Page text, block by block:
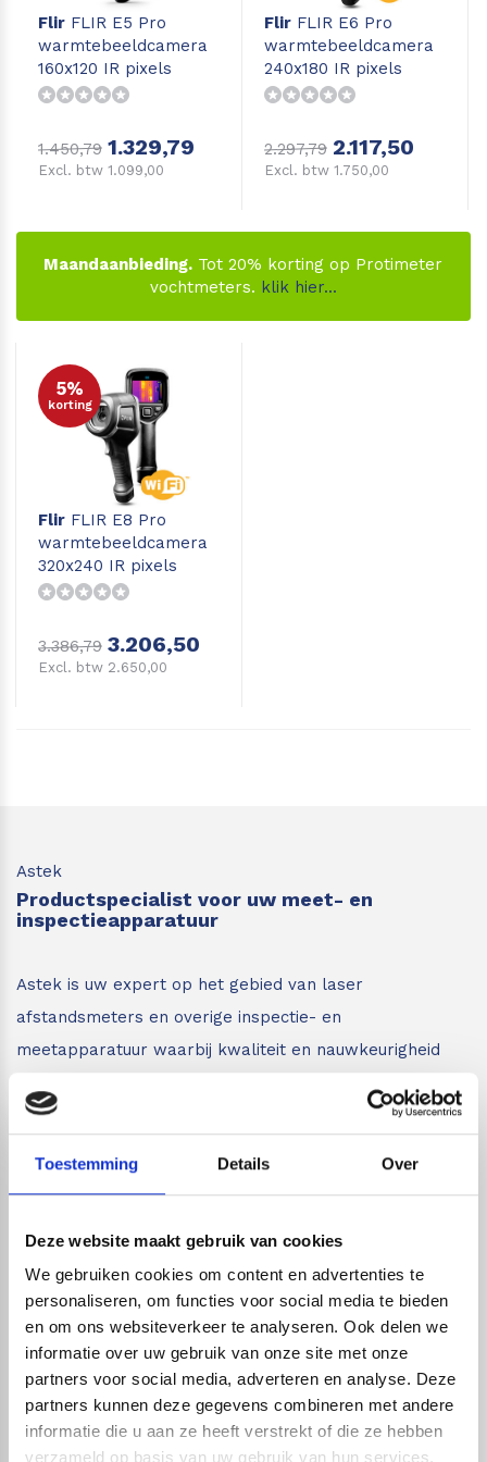
Toestemming Details Over
Deze website maakt gebruik van cookies
We gebruiken cookies om content en advertenties te
personaliseren, om functies voor social media te bieden
en om ons websiteverkeer te analyseren. Ook delen we
informatie over uw gebruik van onze site met onze
partners voor social media, adverteren en analyse. Deze
partners kunnen deze gegevens combineren met andere
informatie die u aan ze heeft verstrekt of die ze hebben
verzameld op basis van uw gebruik van hun services.
Leica Disto S910
Leica DST360
DISTO Plan app
Leica BLK3D Imager
Monitoring
Hygrometers
Accessoires
Flir FLIR E5 Pro
warmtebeeldcamera
160x120 IR pixels
1.450,79 1.329,79
Excl. btw 1.099,00
Flir FLIR E6 Pro
warmtebeeldcamera
240x180 IR pixels
2.297,79 2.117,50
Excl. btw 1.750,00
5%
korting
Flir FLIR E8 Pro
warmtebeeldcamera
320x240 IR pixels
3.386,79 3.206,50
Excl. btw 2.650,00
Maandaanbieding. Tot 20% korting op Protimeter
vochtmeters. klik hier...
Astek
Productspecialist voor uw meet- en
inspectieapparatuur
Astek is uw expert op het gebied van laser
afstandsmeters en overige inspectie- en
meetapparatuur waarbij kwaliteit en nauwkeurigheid
distributeur van Leica Geosystems en importeur van
louter A-merken. Voor inspectie- en meetapparatuur
adres.Bent u minder bekend met de verschillende
inspectie- en meetapparatuur zoals afstandsmeters,
lijnlasers en glasmeters?Wij leveren vakkundig advies
aan iedereen die met onze meetapparatuur gaat
werken. Bent u op zoek naar een meter met specifieke
functies? Dan voorzien wij u graag van een goed advies
en helpen wij u bij het vergelijken van de verschillende